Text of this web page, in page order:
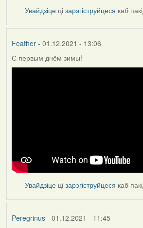
Увайдзіце цізарэгіструйцеся каб
Feather- 01.12.2021 - 13:06
С первым днём зимы!
Увайдзіце цізарэгіструйцеся каб
Peregrinus- 01.12.2021 - 11:45